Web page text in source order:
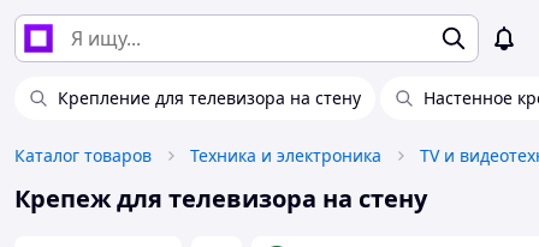
Крепление для телевизора на стену Настенное
Каталог товаров Техника и электроника TV и
Крепеж для телевизора на стену